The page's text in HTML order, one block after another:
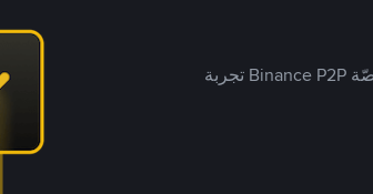
بينما تستهدف العديد من منصّات تداول P2P أسواقًا مُحددة، تُقدّم منصّة Binance P2P تجربة